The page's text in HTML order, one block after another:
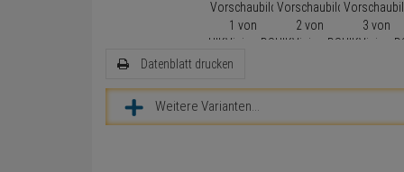
Datenblatt drucken
Weitere Varianten...